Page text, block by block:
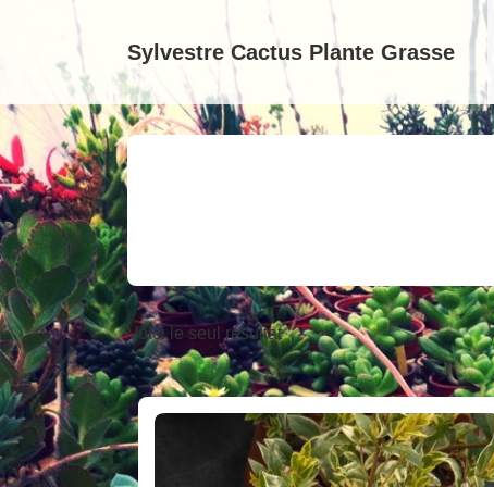
contenu
principal
Sylvestre Cactus Plante Grasse
Voici le seul résultat